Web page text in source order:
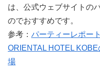
は、公式ウェブサイトの
のでおすすめです。
参考： パーティーレポー
ORIENTAL HOTEL
場